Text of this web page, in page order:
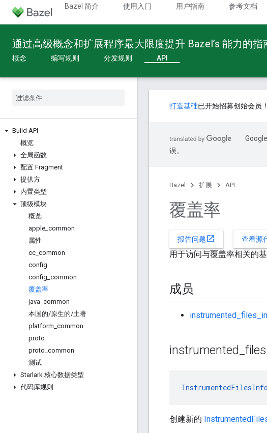
Bazel 简介 使用入门 用户指南 参考文档
通过高级概念和扩展程序最大限度提升 Bazel’s 能力的指
概念 编写规则 分发规则 API
Build API
概览
全局函数
配置 Fragment
提供方
内置类型
顶级模块
概览
apple common
属性
cc common
config
config common
覆盖率
java common
本国的/原生的/土著
platform common
proto
proto common
测试
Starlark 核心数据类型
代码库规则
打造基础已开始招募创始会员
误。
Bazel 扩展 API
覆盖率
报告问题open_in_new 查看源
用于访问与覆盖率相关的
成员
instrumented files
InstrumentedFilesInfo
创建新的